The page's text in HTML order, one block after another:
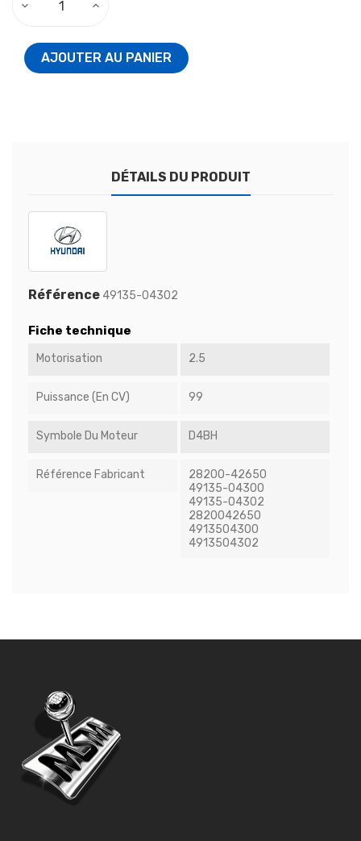
AJOUTER AU PANIER
DÉTAILS DU PRODUIT
Référence 49135-04302
Fiche technique
Motorisation 2.5
Puissance (en CV) 99
Symbole Du Moteur D4BH
Référence Fabricant
28200-42650
49135-04300
49135-04302
2820042650
4913504300
4913504302